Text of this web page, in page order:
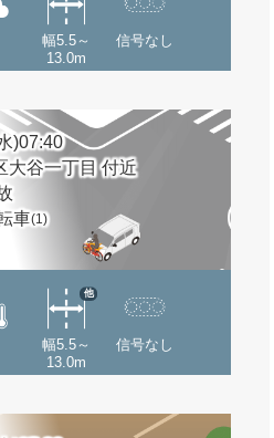
幅5.5～
13.0m
信号なし
)07:40
大谷一丁目 付近
車(1)
幅5.5～
13.0m
他
信号なし